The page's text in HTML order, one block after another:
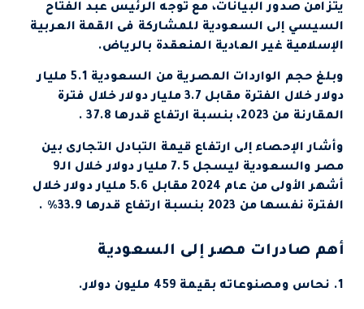
يتزامن صدور البيانات، مع توجه الرئيس عبد الفتاح
السيسي إلى السعودية للمشاركة فى القمة العربية
الإسلامية غير العادية المنعقدة بالرياض.
وبلغ حجم الواردات المصرية من السعودية 5.1 مليار
دولار خلال الفترة مقابل 3.7 مليار دولار خلال فترة
المقارنة من 2023، بنسبة ارتفاع قدرها 37.8 .
وأشار الإحصاء إلى ارتفاع قيمة التبادل التجارى بين
مصر والسعودية ليسجل 7.5 مليار دولار خلال الـ9
أشهر الأولى من عام 2024 مقابل 5.6 مليار دولار خلال
الفترة نفسها من 2023 بنسبة ارتفاع قدرها 33.9% .
أهم صادرات مصر إلى السعودية
1. نحاس ومصنوعاته بقيمة 459 مليون دولار.